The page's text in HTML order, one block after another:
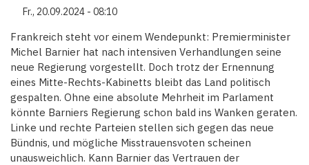
Fr., 20.09.2024 - 08:10
Frankreich steht vor einem Wendepunkt: Premierminister
Michel Barnier hat nach intensiven Verhandlungen seine
neue Regierung vorgestellt. Doch trotz der Ernennung
eines Mitte-Rechts-Kabinetts bleibt das Land politisch
gespalten. Ohne eine absolute Mehrheit im Parlament
könnte Barniers Regierung schon bald ins Wanken geraten.
Linke und rechte Parteien stellen sich gegen das neue
Bündnis, und mögliche Misstrauensvoten scheinen
unausweichlich. Kann Barnier das Vertrauen der